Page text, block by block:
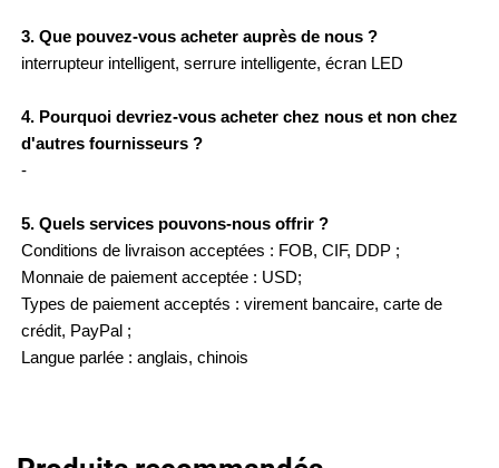
3. Que pouvez-vous acheter auprès de nous ?
interrupteur intelligent, serrure intelligente, écran LED
4. Pourquoi devriez-vous acheter chez nous et non chez
d'autres fournisseurs ?
-
5. Quels services pouvons-nous offrir ?
Conditions de livraison acceptées : FOB, CIF, DDP ;
Monnaie de paiement acceptée : USD;
Types de paiement acceptés : virement bancaire, carte de
crédit, PayPal ;
Langue parlée : anglais, chinois